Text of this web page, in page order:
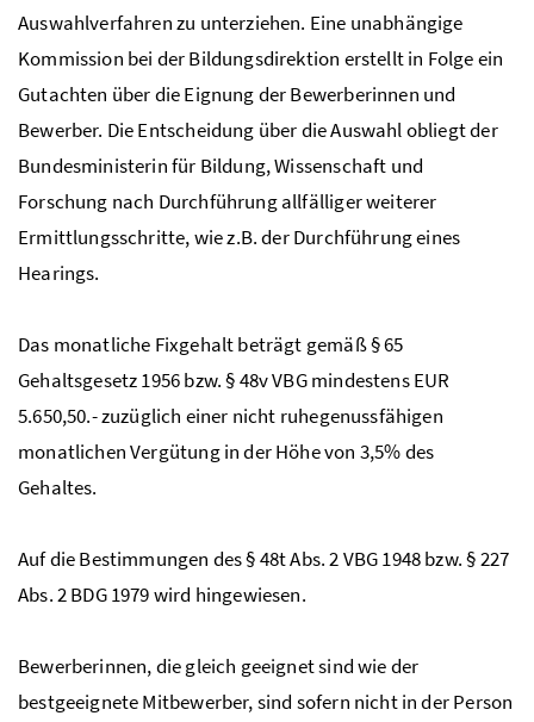
Auswahlverfahren zu unterziehen. Eine unabhängige
Kommission bei der Bildungsdirektion erstellt in Folge ein
Gutachten über die Eignung der Bewerberinnen und
Bewerber. Die Entscheidung über die Auswahl obliegt der
Bundesministerin für Bildung, Wissenschaft und
Forschung nach Durchführung allfälliger weiterer
Ermittlungsschritte, wiez.B.der Durchführung eines
Hearings.
Das monatliche Fixgehalt beträgt gemäß § 65
Gehaltsgesetz 1956 bzw. § 48vVBGmindestens EUR
5.650,50.- zuzüglich einer nicht ruhegenussfähigen
monatlichen Vergütung in der Höhe von 3,5% des
Gehaltes.
Auf die Bestimmungen des § 48tAbs.2VBG1948bzw.§ 227
Abs.2BDG1979 wird hingewiesen.
Bewerberinnen, die gleich geeignet sind wie der
bestgeeignete Mitbewerber, sind sofern nicht in der Person